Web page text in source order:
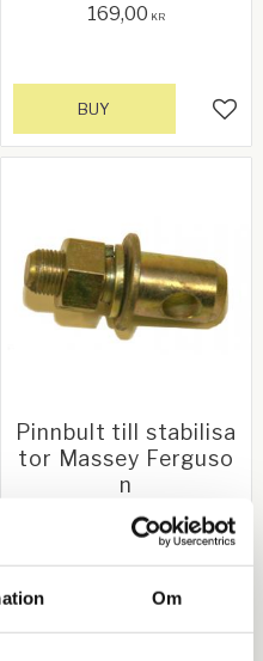
Om
favorites
169,00 KR
BUY
Pinnbult till stabilisa
tor Massey Ferguso
n
stabilisator som passar bl.a.
Massey Ferguson TE20, FE35
& 135. OEM-nr: 646101M1,